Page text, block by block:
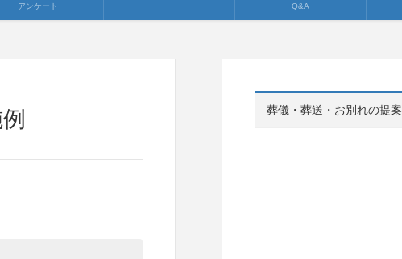
アンケート Q&A
葬儀・葬送・お別れの提案